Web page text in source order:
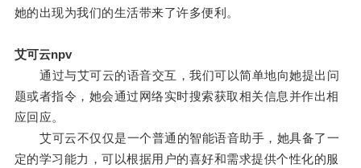
她的出现为我们的生活带来了许多便利。
艾可云npv
通过与艾可云的语音交互，我们可以简单地向她提出问
题或者指令，她会通过网络实时搜索获取相关信息并作出相
应回应。
艾可云不仅仅是一个普通的智能语音助手，她具备了一
定的学习能力，可以根据用户的喜好和需求提供个性化的服